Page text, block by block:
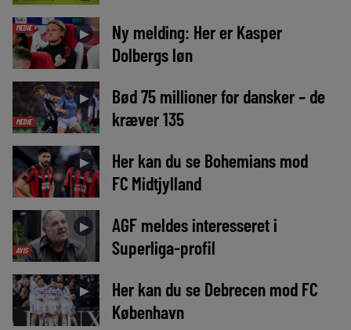
MEDIE ►
Ny melding: Her er Kasper
Dolbergs løn
MEDIE
►
Bød 75 millioner for dansker – de
kræver 135
►
Her kan du se Bohemians mod
FC Midtjylland
AVIS
►
AGF meldes interesseret i
Superliga-profil
►
Her kan du se Debrecen mod FC
København